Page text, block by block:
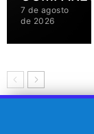
7 de agosto
de 2026